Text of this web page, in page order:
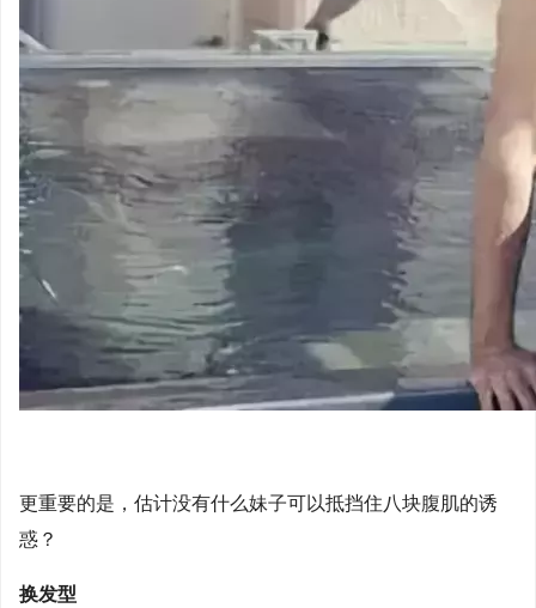
更重要的是，估计没有什么妹子可以抵挡住八块腹肌的诱
惑？
换发型